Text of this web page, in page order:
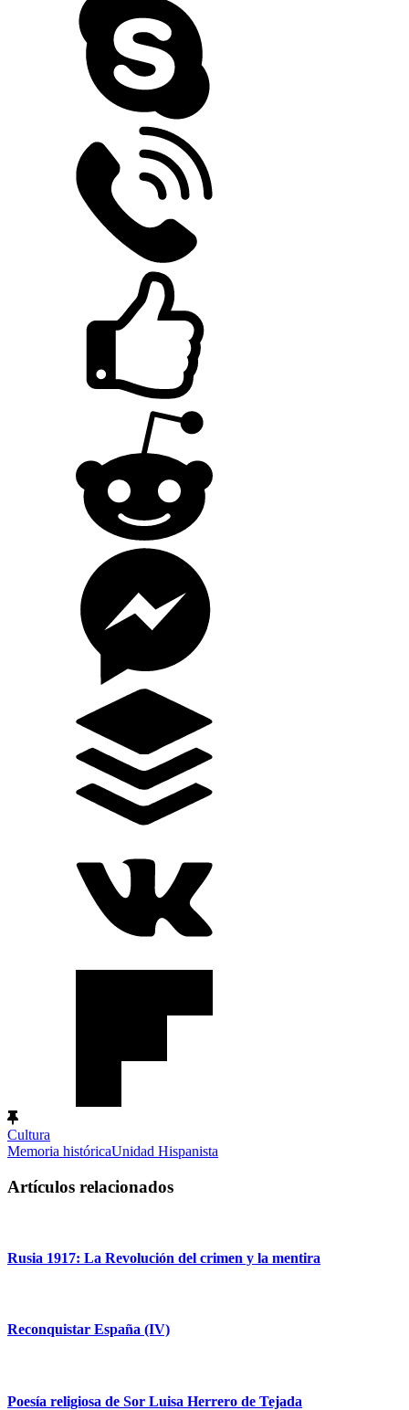
Cultura
Memoria históricaUnidad Hispanista
Artículos relacionados
Rusia 1917: La Revolución del crimen y la mentira
Reconquistar España (IV)
Poesía religiosa de Sor Luisa Herrero de Tejada